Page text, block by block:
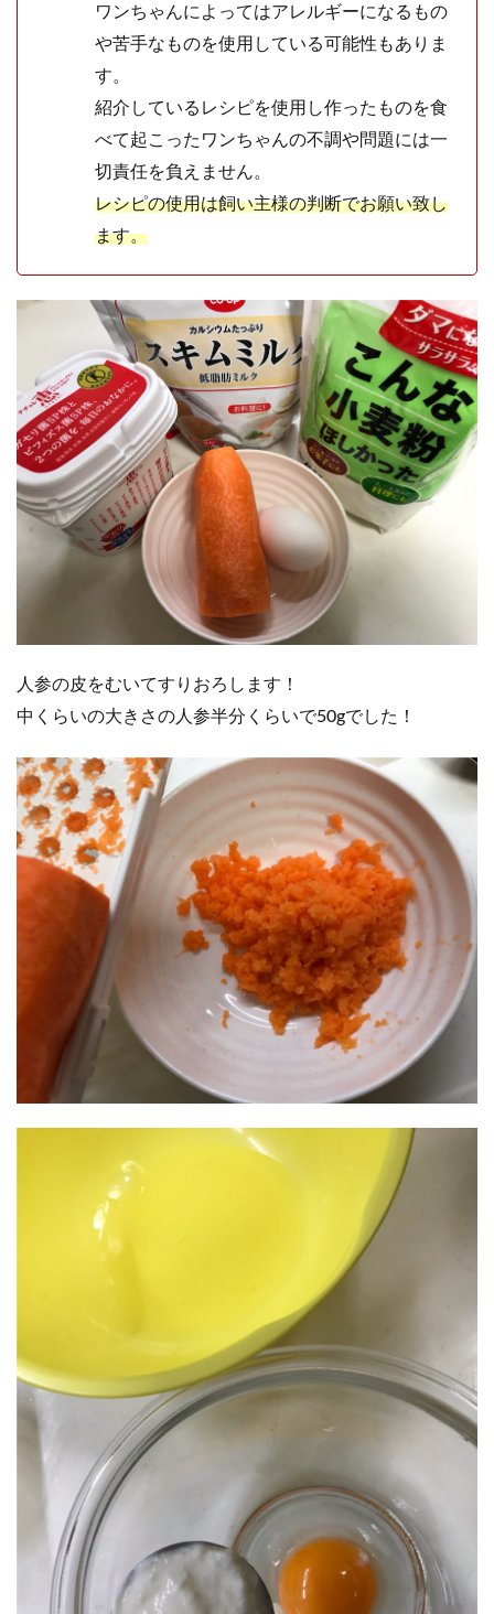
ワンちゃんによってはアレルギーになるもの
や苦手なものを使用している可能性もありま
す。
紹介しているレシピを使用し作ったものを食
べて起こったワンちゃんの不調や問題には一
切責任を負えません。
レシピの使用は飼い主様の判断でお願い致し
ます。
人参の皮をむいてすりおろします！
中くらいの大きさの人参半分くらいで50gでした！